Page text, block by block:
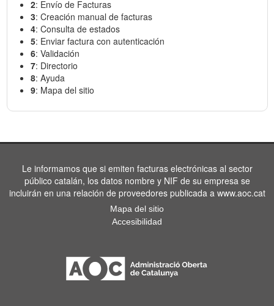
2: Envío de Facturas
3: Creación manual de facturas
4: Consulta de estados
5: Enviar factura con autenticación
6: Validación
7: Directorio
8: Ayuda
9: Mapa del sitio
Le informamos que si emiten facturas electrónicas al sector
público catalán, los datos nombre y NIF de su empresa se
incluirán en una relación de proveedores publicada a www.aoc.cat
Mapa del sitio
Accesibilidad